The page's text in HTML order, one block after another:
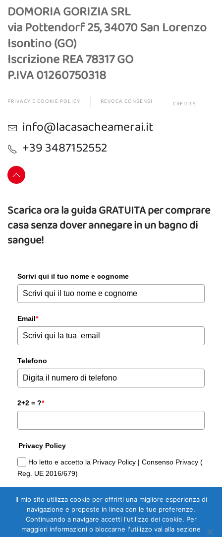
DOMORIA GORIZIA SRL
via Pottendorf 25, 34070 San Lorenzo
Isontino (GO)
Iscrizione REA 78317 GO
P.IVA 01260750318
PRIVACY E COOKIE POLICY REVOCA CONSENSI CREDITS
info@lacasacheamerai.it
+39 3487152552
Scarica ora la guida GRATUITA per comprare
casa senza dover annegare in un bagno di
sangue!
Scrivi qui il tuo nome e cognome
Email*
Telefono
2+2 = ?*
Privacy Policy
Ho letto e accetto la Privacy Policy | Consenso Privacy (
Reg. UE 2016/679)
Sì, Voglio la Guida Gratuita per
Comprare casa di Domoria Gorizia
Il mio sito utilizza cookie per offrirti una migliore esperienza di
navigazione e proposte in linea con le tue preferenze.
Continuando a navigare accetti l'utilizzo dei cookie. Per
maggiori informazioni o bloccarne l'utilizzo vai alla sezione